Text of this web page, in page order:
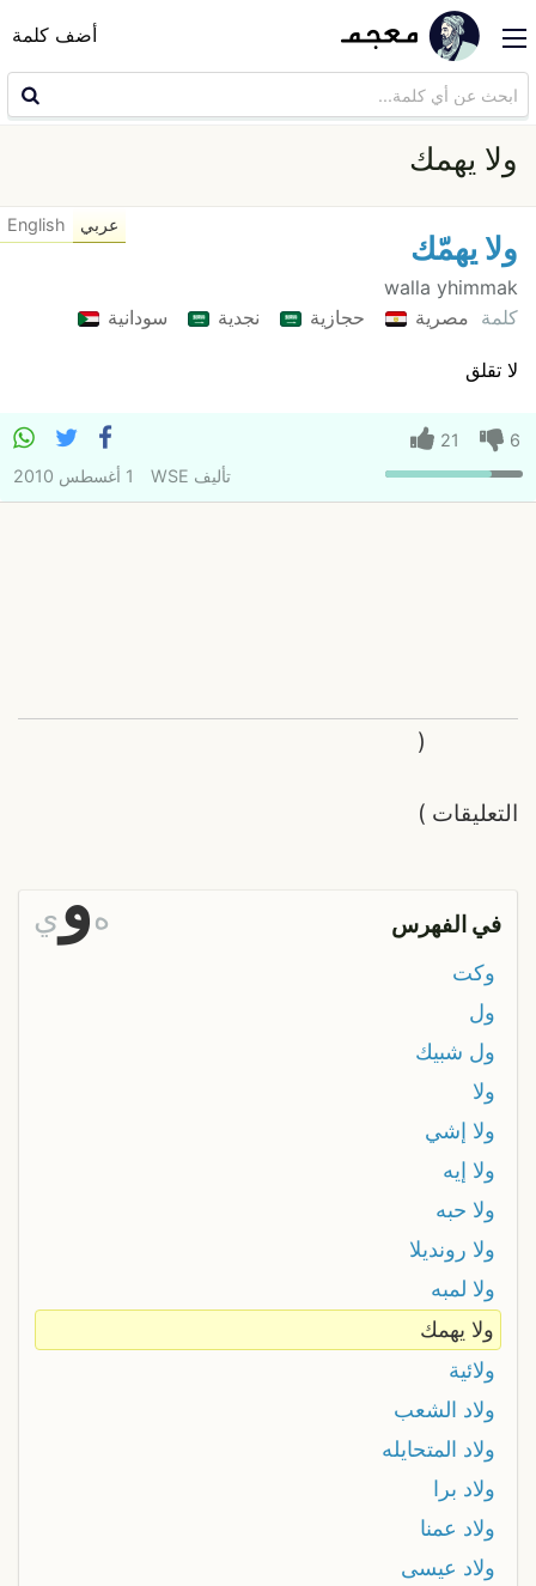
أضف كلمة
ولا يهمك
ولا يهمّك
walla yhimmak
كلمة مصرية حجازية نجدية سودانية
لا تقلق
عربي English
6
21
تأليف WSE 1 أغسطس 2010
التعليقات
(
)
في الفهرس هو ي
وکت
ول
ول شبيك
ولا
ولا إشي
ولا إيه
ولا حبه
ولا رونديلا
ولا لمبه
ولا يهمك
ولائية
ولاد الشعب
ولاد المتحايله
ولاد برا
ولاد عمنا
ولاد عيسى